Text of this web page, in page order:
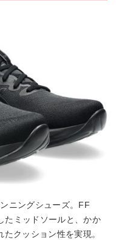
ニングシューズ。FF
たミッドソールと、かか
クッション性を実現。